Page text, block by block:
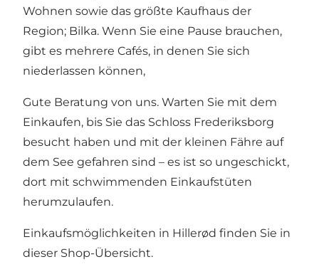
Wohnen sowie das größte Kaufhaus der
Region; Bilka. Wenn Sie eine Pause brauchen,
gibt es mehrere Cafés, in denen Sie sich
niederlassen können,
Gute Beratung von uns. Warten Sie mit dem
Einkaufen, bis Sie das Schloss Frederiksborg
besucht haben und mit der kleinen Fähre auf
dem See gefahren sind – es ist so ungeschickt,
dort mit schwimmenden Einkaufstüten
herumzulaufen.
Einkaufsmöglichkeiten in Hillerød finden Sie in
dieser Shop-Übersicht.